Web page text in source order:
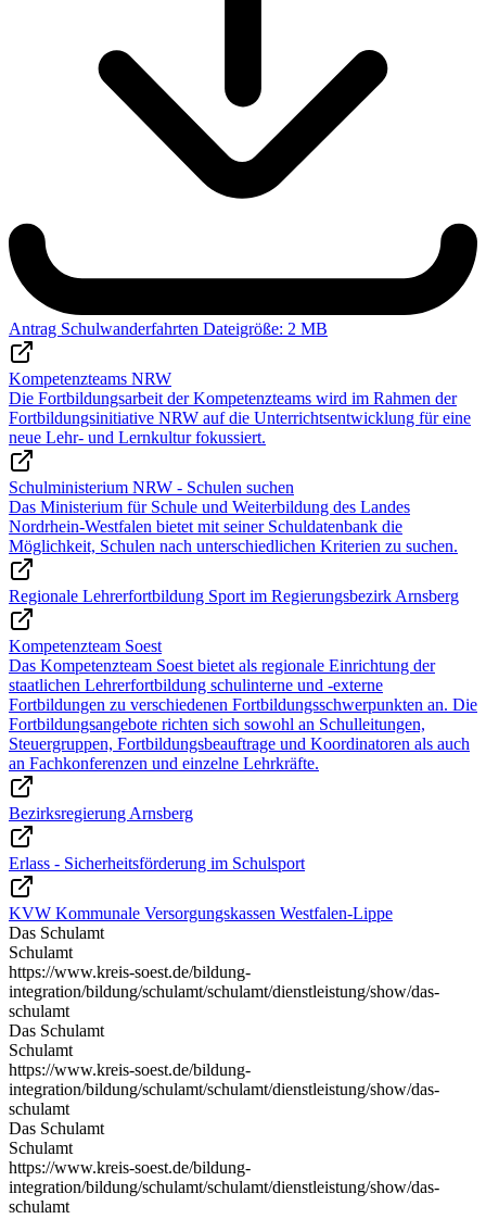
Antrag Schulwanderfahrten Dateigröße: 2 MB
Kompetenzteams NRW
Die Fortbildungsarbeit der Kompetenzteams wird im Rahmen der
Fortbildungsinitiative NRW auf die Unterrichtsentwicklung für eine
neue Lehr- und Lernkultur fokussiert.
Schulministerium NRW - Schulen suchen
Das Ministerium für Schule und Weiterbildung des Landes
Nordrhein-Westfalen bietet mit seiner Schuldatenbank die
Möglichkeit, Schulen nach unterschiedlichen Kriterien zu suchen.
Regionale Lehrerfortbildung Sport im Regierungsbezirk Arnsberg
Kompetenzteam Soest
Das Kompetenzteam Soest bietet als regionale Einrichtung der
staatlichen Lehrerfortbildung schulinterne und -externe
Fortbildungen zu verschiedenen Fortbildungsschwerpunkten an. Die
Fortbildungsangebote richten sich sowohl an Schulleitungen,
Steuergruppen, Fortbildungsbeauftrage und Koordinatoren als auch
an Fachkonferenzen und einzelne Lehrkräfte.
Bezirksregierung Arnsberg
Erlass - Sicherheitsförderung im Schulsport
KVW Kommunale Versorgungskassen Westfalen-Lippe
Das Schulamt
Schulamt
https://www.kreis-soest.de/bildung-
integration/bildung/schulamt/schulamt/dienstleistung/show/das-
schulamt
Das Schulamt
Schulamt
https://www.kreis-soest.de/bildung-
integration/bildung/schulamt/schulamt/dienstleistung/show/das-
schulamt
Das Schulamt
Schulamt
https://www.kreis-soest.de/bildung-
integration/bildung/schulamt/schulamt/dienstleistung/show/das-
schulamt